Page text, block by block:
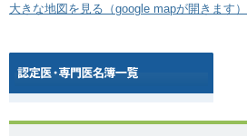
大きな地図を見る（google mapが開きます）